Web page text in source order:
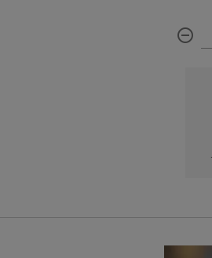
remove_circle_outline